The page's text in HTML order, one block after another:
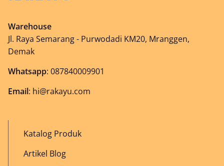
Warehouse
Jl. Raya Semarang - Purwodadi KM20, Mranggen,
Demak
Whatsapp: 087840009901
Email: hi@rakayu.com
Katalog Produk
Artikel Blog